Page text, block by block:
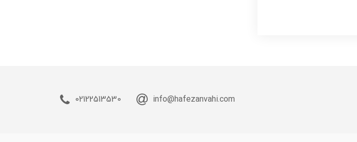
info@hafezanvahi.com
02122513530